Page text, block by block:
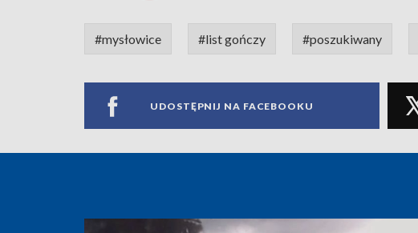
#mysłowice #list gończy #poszukiwany
UDOSTĘPNIJ NA FACEBOOKU